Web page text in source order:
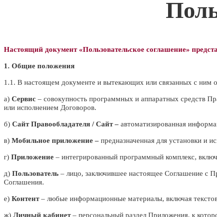
Настоящий документ «Пользовательское соглашение»
1. Общие положения
1.1. В настоящем документе и вытекающих или связанных с
а) Сервис – совокупность программных и аппаратных средств
или исполнением Договоров.
б) Сайт Правообладателя / Сайт – автоматизированная
в) Мобильное приложение – предназначенная для установки и
г) Приложение – интегрированный программный комплекс,
д) Пользователь – лицо, заключившее настоящее Соглашение с
Соглашения.
е) Контент– любые информационные материалы, включая
ж) Личный кабинет– персональный раздел Приложения, к